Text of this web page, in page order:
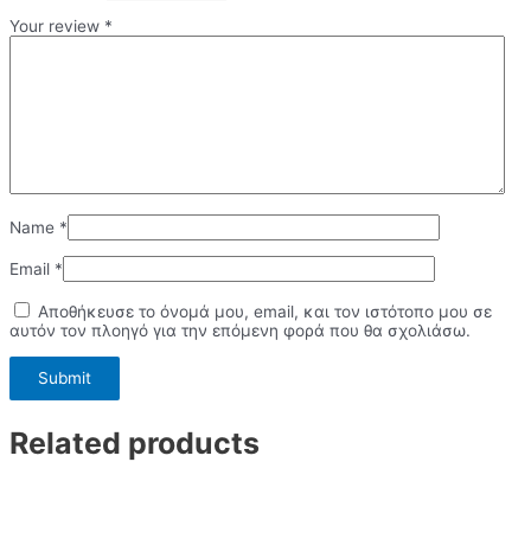
Your review *
Name *
Email *
Αποθήκευσε το όνομά μου, email, και τον ιστότοπο μου σε
αυτόν τον πλοηγό για την επόμενη φορά που θα σχολιάσω.
Related products